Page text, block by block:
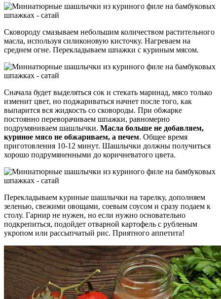
Сковороду смазываем небольшим количеством растительного
масла, используя силиконовую кисточку. Нагреваем на
среднем огне. Перекладываем шпажки с куриным мясом.
Сначала будет выделяться сок и стекать маринад, мясо только
изменит цвет, но поджариваться начнет после того, как
выпарится вся жидкость со сковороды. При обжарке
постоянно переворачиваем шпажки, равномерно
подрумяниваем шашлычки. Масла больше не добавляем,
куриное мясо не обжариваем, а печем. Общее время
приготовления 10-12 минут. Шашлычки должны получиться
хорошо подрумяненными до коричневатого цвета.
Перекладываем куриные шашлычки на тарелку, дополняем
зеленью, свежими овощами, соевым соусом и сразу подаем к
столу. Гарнир не нужен, но если нужно основательно
подкрепиться, подойдет отварной картофель с рубленым
укропом или рассыпчатый рис. Приятного аппетита!